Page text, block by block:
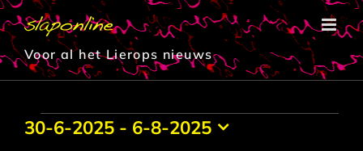
Ga
naar
inhoud
Voor al het Lierops nieuws
Evenementen
30-6-2025 - 6-8-2025